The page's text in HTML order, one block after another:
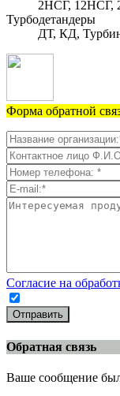
2НСГ, 12НСГ,
Турбодетандеры
ДТ, КД,
Форма обратной
Согласие на
Отправить
Обратная связь
Ваше сообщение